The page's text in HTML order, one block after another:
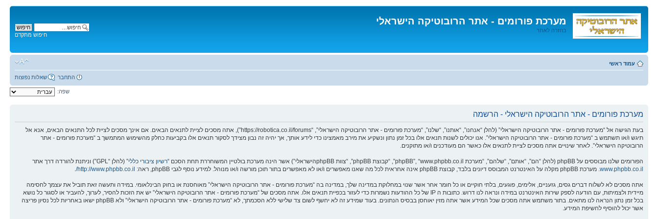
מערכת פורומים - אתר הרובוטיקה הישראלי
בחזרה לאתר
לתוכן
חיפוש מתקדם
עמוד ראשי
שאלות נפוצות התחבר
שפה:
מערכת פורומים - אתר הרובוטיקה הישראלי - הרשמה
בעת הגישה אל “מערכת פורומים - אתר הרובוטיקה הישראלי” (להלן “אנחנו”, “אותנו”, “שלנו”, “מערכת פורומים - אתר הרובוטיקה הישראלי”, “https://robotica.co.il/forums”), אתה מסכים לציית לתנאים הבאים. אם אינך מסכים לציית לכל התנאים הבאים, אנא אל
תיגש ו/או תשתמש ב “מערכת פורומים - אתר הרובוטיקה הישראלי”. אנו יכולים לשנות תנאים אלו בכל זמן נתון ונשקיע את מירב מאמצינו כדי לידע אותך, אך יהיה זה נבון מצידך לסקור תנאים אלו בקביעות כחלק מהשימוש המתמשך ב “מערכת פורומים - אתר
הרובוטיקה הישראלי”. לאחר שינויים אתה מסכים לציית לתנאים אלו כאשר הם מעודכנים ו/או מתוקנים.
הפורומים שלנו מבוססים על phpBB (להלן “הם”, “אותם”, “שלהם”, “מערכת phpBB”, “www.phpbb.co.il”, “קבוצת phpBB”, “צוות phpBBהישראלי”) אשר הינה מערכת בולטיין המשוחררת תחת הסכם “ רשיון ציבורי כללי” (להלן “GPL”) וניתנת להורדה דרך אתר
www.phpbb.co.il . מערכת phpBB מקלה על האינטרנט המבוסס דיונים בלבד, קבוצת phpBB אינה אחראית לכל מה שאנו מאפשרים ו/או לא מאפשרים בתור תוכן מורשה ו/או מנוהל. למידע נוסף לגבי phpBB, ראה: http://www.phpbb.co.il/
אתה מסכים לא לשלוח דברים גסים, גזעניים, אלימים, פוגעים, בלתי חוקיים או כל חומר אחר אשר שנוי במחלוקת במדינה שלך, במדינה בה “מערכת פורומים - אתר הרובוטיקה הישראלי” מאוחסנת או בחוק הבינלאומי. במידה ותעשה זאת תוביל את עצמך לחסימה
מיידית ולצמיתות, עם הודעה לספק שירות האינטרנט במידה ונראה לנו דרוש. כתובות ה IP של כל ההודעות נשמרות כדי לעזור בכפיית תנאים אלו. אתה מסכים של “מערכת פורומים - אתר הרובוטיקה הישראלי” יש את הזכות להסיר, לערוך, להעביר או לסגור כל נושא
בכל זמן נתון הנראה לנו מתאים. בתור משתמש אתה מסכים שכל המידע אשר אתה מזין יאוחסן בבסיס הנתונים. בעוד שמידע זה לא יחשף לשום צד שלישי ללא הסכמתך, לא “מערכת פורומים - אתר הרובוטיקה הישראלי” ולא phpBB ישאו באחריות לכל נסיון פריצה
אשר יכול להוסיף לחשיפת המידע.